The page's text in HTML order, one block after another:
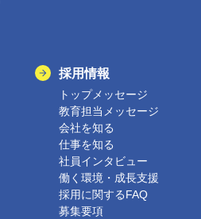
採用情報
トップメッセージ
教育担当メッセージ
会社を知る
仕事を知る
社員インタビュー
働く環境・成長支援
採用に関するFAQ
募集要項